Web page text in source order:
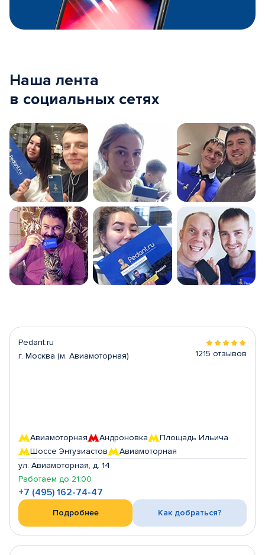
Наша лента
в социальных сетях
Pedant.ru
г. Москва (м. Авиамоторная)
1215 отзывов
Авиамоторная Андроновка
Площадь Ильича
Шоссе Энтузиастов
Авиамоторная
ул. Авиамоторная, д. 14
Работаем до 21:00
+7 (495) 162-74-47
Подробнее Как добраться?